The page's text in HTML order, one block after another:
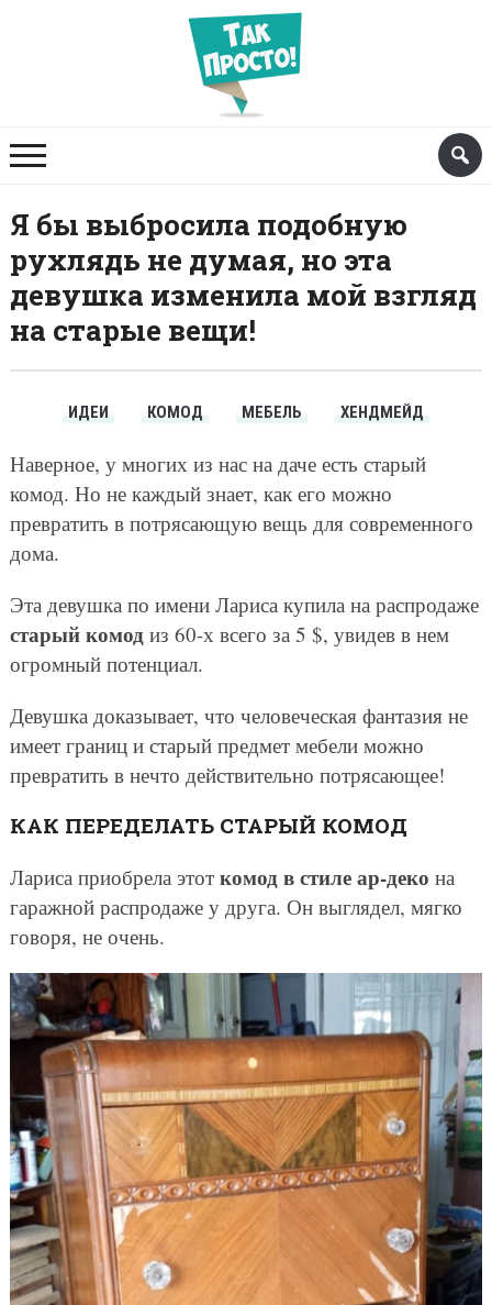
Я бы выбросила подобную
рухлядь не думая, но эта
девушка изменила мой взгляд
на старые вещи!
ИДЕИ КОМОД МЕБЕЛЬ ХЕНДМЕЙД
Наверное, у многих из нас на даче есть старый
комод. Но не каждый знает, как его можно
превратить в потрясающую вещь для современного
дома.
Эта девушка по имени Лариса купила на распродаже
старый комодиз 60-х всего за 5 $, увидев в нем
огромный потенциал.
Девушка доказывает, что человеческая фантазия не
имеет границ и старый предмет мебели можно
превратить в нечто действительно потрясающее!
КАК ПЕРЕДЕЛАТЬ СТАРЫЙ КОМОД
Лариса приобрела этот комод в стиле ар-деко на
гаражной распродаже у друга. Он выглядел, мягко
говоря, не очень.